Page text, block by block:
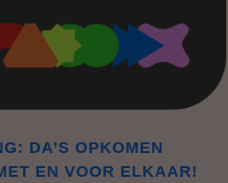
DA’S OPKOMEN
EN VOOR ELKAAR!